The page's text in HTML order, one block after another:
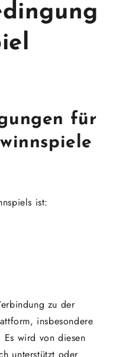
für
ist:
zu der
insbesondere
Es wird von diesen